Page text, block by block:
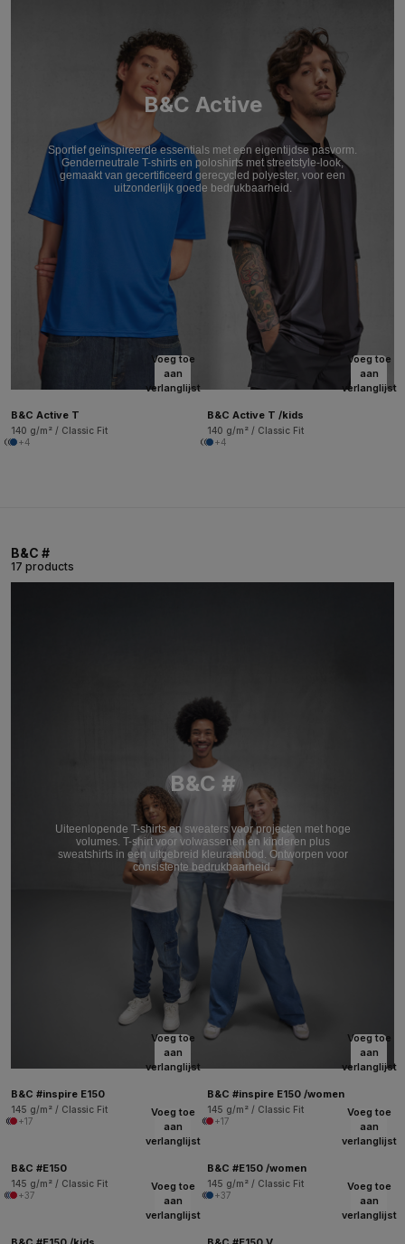
B&C Active
Sportief geïnspireerde essentials met een eigentijdse pasvorm.
Genderneutrale T-shirts en poloshirts met streetstyle-look,
gemaakt van gecertificeerd gerecycled polyester, voor een
uitzonderlijk goede bedrukbaarheid.
Voeg toe
aan
verlanglijst
B&C Active T
140 g/m² / Classic Fit
+4
Voeg toe
aan
verlanglijst
B&C Active T /kids
140 g/m² / Classic Fit
+4
B&C #
17 products
B&C #
Uiteenlopende T-shirts en sweaters voor projecten met hoge
volumes. T-shirt voor volwassenen en kinderen plus
sweatshirts in een uitgebreid kleuraanbod. Ontworpen voor
consistente bedrukbaarheid.
Voeg toe
aan
verlanglijst
B&C #inspire E150
145 g/m² / Classic Fit
+17
Voeg toe
aan
verlanglijst
B&C #inspire E150 /women
145 g/m² / Classic Fit
+17
Voeg toe
aan
verlanglijst
B&C #E150
145 g/m² / Classic Fit
+37
Voeg toe
aan
verlanglijst
B&C #E150 /women
145 g/m² / Classic Fit
+37
Voeg toe
aan
verlanglijst
Voeg toe
aan
verlanglijst